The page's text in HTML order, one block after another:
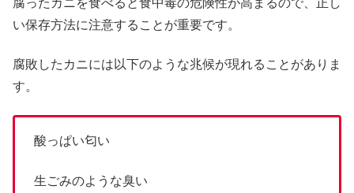
い保存方法に注意することが重要です。
腐敗したカニには以下のような兆候が現れることがありま
す。
酸っぱい匂い
生ごみのような臭い